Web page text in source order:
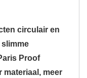
circulair en
Proof
materiaal, meer